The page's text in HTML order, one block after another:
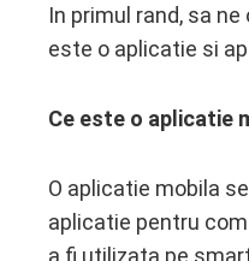
In primul rand, sa
este o aplicatie si
Ce este o aplicatie
O aplicatie mobila
aplicatie pentru
a fi utilizata pe